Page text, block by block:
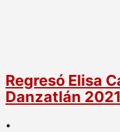
Regresó Elisa
Danzatlán 2021
•